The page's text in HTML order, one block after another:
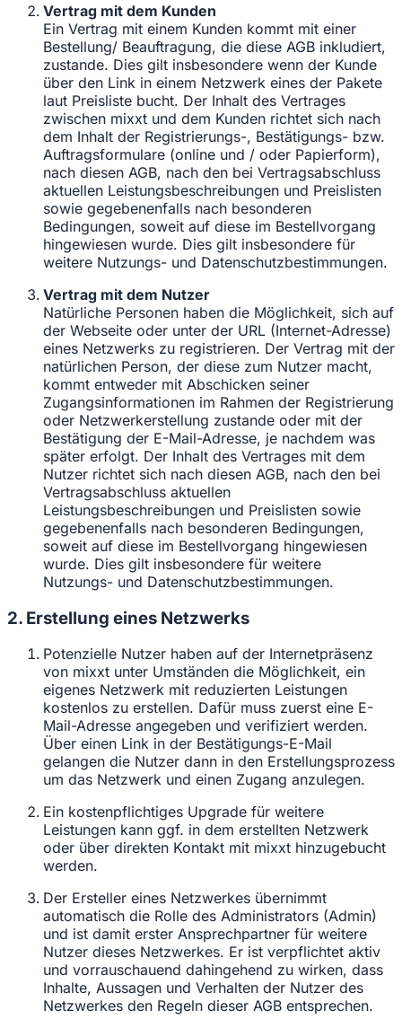
Vertrag mit dem Kunden
Ein Vertrag mit einem Kunden kommt mit einer
Bestellung/ Beauftragung, die diese AGB inkludiert,
zustande. Dies gilt insbesondere wenn der Kunde
über den Link in einem Netzwerk eines der Pakete
laut Preisliste bucht. Der Inhalt des Vertrages
zwischen mixxt und dem Kunden richtet sich nach
dem Inhalt der Registrierungs-, Bestätigungs- bzw.
Auftragsformulare (online und / oder Papierform),
nach diesen AGB, nach den bei Vertragsabschluss
aktuellen Leistungsbeschreibungen und Preislisten
sowie gegebenenfalls nach besonderen
Bedingungen, soweit auf diese im Bestellvorgang
hingewiesen wurde. Dies gilt insbesondere für
weitere Nutzungs- und Datenschutzbestimmungen.
Vertrag mit dem Nutzer
Natürliche Personen haben die Möglichkeit, sich auf
der Webseite oder unter der URL (Internet-Adresse)
eines Netzwerks zu registrieren. Der Vertrag mit der
natürlichen Person, der diese zum Nutzer macht,
kommt entweder mit Abschicken seiner
Zugangsinformationen im Rahmen der Registrierung
oder Netzwerkerstellung zustande oder mit der
Bestätigung der E-Mail-Adresse, je nachdem was
später erfolgt. Der Inhalt des Vertrages mit dem
Nutzer richtet sich nach diesen AGB, nach den bei
Vertragsabschluss aktuellen
Leistungsbeschreibungen und Preislisten sowie
gegebenenfalls nach besonderen Bedingungen,
soweit auf diese im Bestellvorgang hingewiesen
wurde. Dies gilt insbesondere für weitere
Nutzungs- und Datenschutzbestimmungen.
2. Erstellung eines Netzwerks
Potenzielle Nutzer haben auf der Internetpräsenz
von mixxt unter Umständen die Möglichkeit, ein
eigenes Netzwerk mit reduzierten Leistungen
kostenlos zu erstellen. Dafür muss zuerst eine E-
Mail-Adresse angegeben und verifiziert werden.
Über einen Link in der Bestätigungs-E-Mail
gelangen die Nutzer dann in den Erstellungsprozess
um das Netzwerk und einen Zugang anzulegen.
Ein kostenpflichtiges Upgrade für weitere
Leistungen kann ggf. in dem erstellten Netzwerk
oder über direkten Kontakt mit mixxt hinzugebucht
werden.
Der Ersteller eines Netzwerkes übernimmt
automatisch die Rolle des Administrators (Admin)
und ist damit erster Ansprechpartner für weitere
Nutzer dieses Netzwerkes. Er ist verpflichtet aktiv
und vorrauschauend dahingehend zu wirken, dass
Inhalte, Aussagen und Verhalten der Nutzer des
Netzwerkes den Regeln dieser AGB entsprechen.